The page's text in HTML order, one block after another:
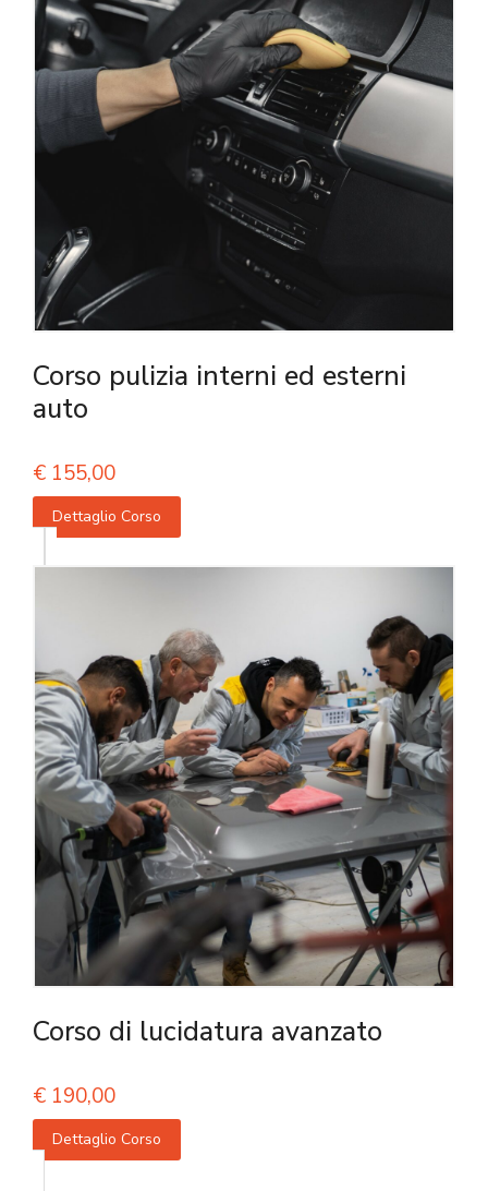
Corso pulizia interni ed esterni
auto
€ 155,00
Dettaglio Corso
Corso di lucidatura avanzato
€ 190,00
Dettaglio Corso